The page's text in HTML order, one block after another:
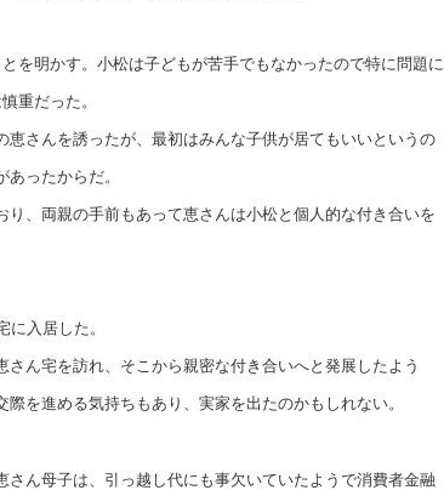
を明かす。小松は子どもが苦手でもなかったので特に問題に
重だった。
さんを誘ったが、最初はみんな子供が居てもいいというの
ったからだ。
、両親の手前もあって恵さんは小松と個人的な付き合いを
入居した。
ん宅を訪れ、そこから親密な付き合いへと発展したよう
を進める気持ちもあり、実家を出たのかもしれない。
ん母子は、引っ越し代にも事欠いていたようで消費者金融